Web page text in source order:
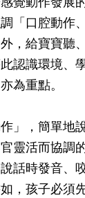
「口腔動作
，給寶寶聽
認識環境、
為重點。
」，簡單地
靈活而協調
話時發音、
，孩子必須